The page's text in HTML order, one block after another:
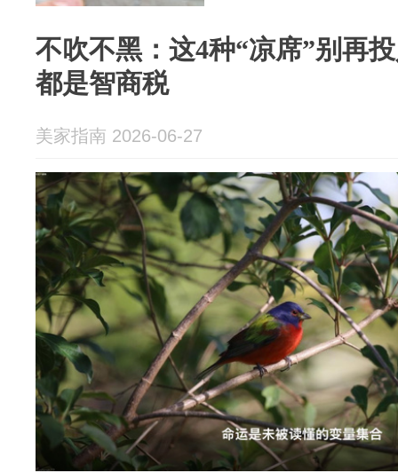
不吹不黑：这4种“凉席”别再
都是智商税
美家指南 2026-06-27